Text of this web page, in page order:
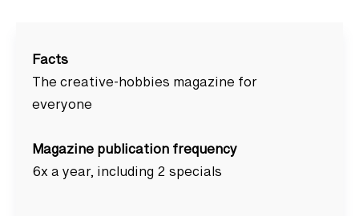
Facts
The creative-hobbies magazine for
everyone
Magazine publication frequency
6x a year, including 2 specials